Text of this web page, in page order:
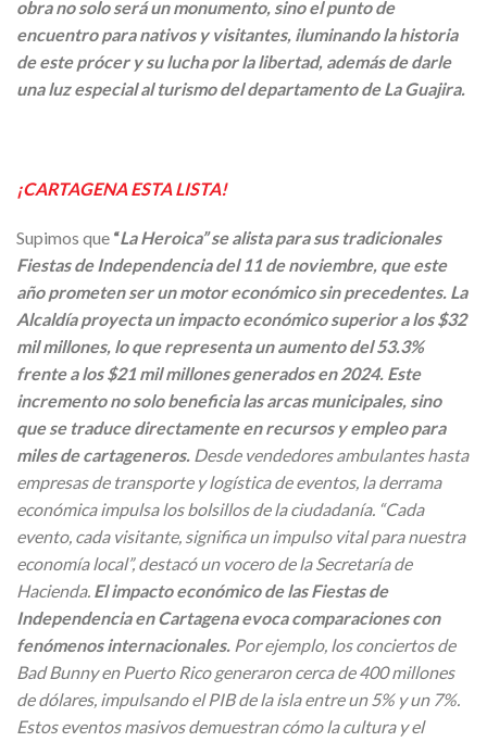
obra no solo será un monumento, sino el punto de
encuentro para nativos y visitantes, iluminando la historia
de este prócer y su lucha por la libertad, además de darle
una luz especial al turismo del departamento de La Guajira.
¡CARTAGENA ESTA LISTA!
Supimos que “La Heroica” se alista para sus tradicionales
Fiestas de Independencia del 11 de noviembre, que este
año prometen ser un motor económico sin precedentes. La
Alcaldía proyecta un impacto económico superior a los $32
mil millones, lo que representa un aumento del 53.3%
frente a los $21 mil millones generados en 2024. Este
incremento no solo beneficia las arcas municipales, sino
que se traduce directamente en recursos y empleo para
miles de cartageneros. Desde vendedores ambulantes hasta
empresas de transporte y logística de eventos, la derrama
económica impulsa los bolsillos de la ciudadanía. “Cada
evento, cada visitante, significa un impulso vital para nuestra
economía local”, destacó un vocero de la Secretaría de
Hacienda. El impacto económico de las Fiestas de
Independencia en Cartagena evoca comparaciones con
fenómenos internacionales. Por ejemplo, los conciertos de
Bad Bunny en Puerto Rico generaron cerca de 400 millones
de dólares, impulsando el PIB de la isla entre un 5% y un 7%.
Estos eventos masivos demuestran cómo la cultura y el